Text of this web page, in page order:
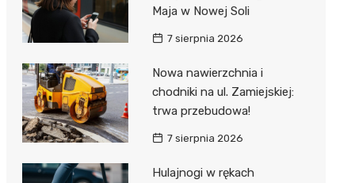
i
ulgi
Maja w Nowej Soli
7 sierpnia 2026
Nowa nawierzchnia i
chodniki na ul. Zamiejskiej:
trwa przebudowa!
7 sierpnia 2026
Hulajnogi w rękach